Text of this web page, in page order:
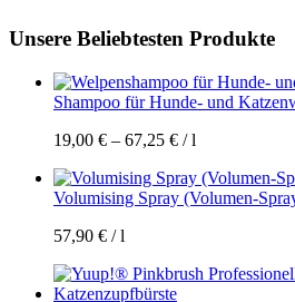
Unsere Beliebtesten Produkte
Shampoo für Hunde- und
19,00 € – 67,25 € /l
Volumising Spray (Volumen-
57,90 € /l